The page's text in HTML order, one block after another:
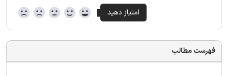
فهرست مطالب